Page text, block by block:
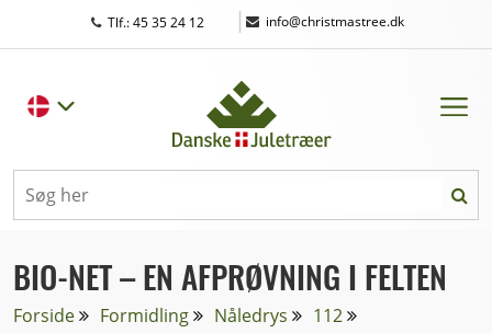
Tlf.: 45 35 24 12 | info@christmastree.dk
BIO-NET – EN AFPRØVNING I FELTEN
Forside Formidling Nåledrys
112